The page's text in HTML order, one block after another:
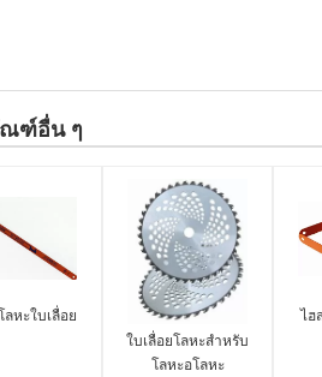
ฑ์อื่น ๆ
ลหะใบเลื่อย
ใบเลื่อยโลหะสำหรับ
โลหะอโลหะ
ไฮ